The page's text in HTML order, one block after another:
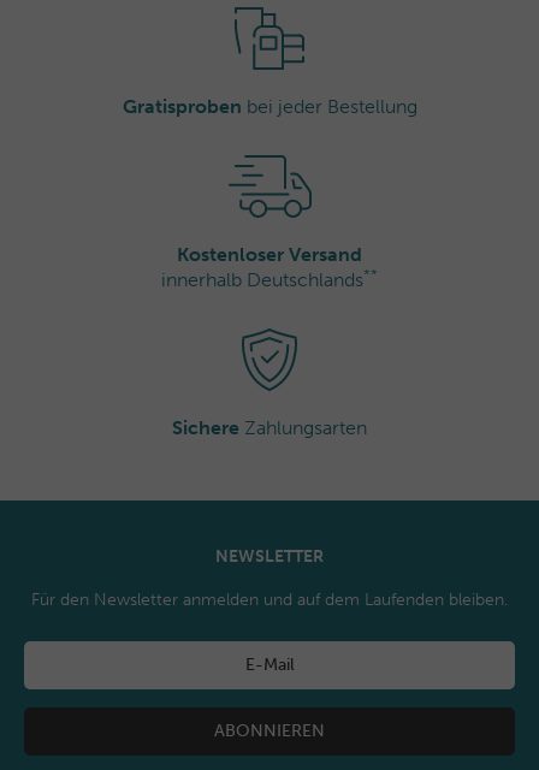
Gratisproben bei jeder Bestellung
Kostenloser Versand
innerhalb Deutschlands**
Sichere Zahlungsarten
NEWSLETTER
Für den Newsletter anmelden und auf dem Laufenden bleiben.
ABONNIEREN